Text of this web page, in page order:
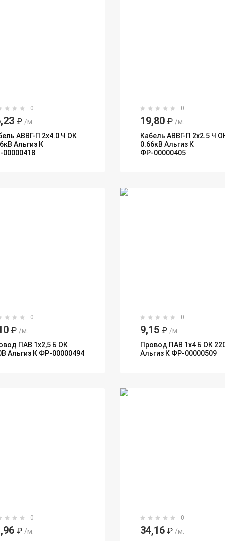
0
₽ /м.
АВВГ-П 2х4.0 Ч ОК
Альгиз К
0
19,80 ₽ /м.
Кабель АВВГ-П 2х2.5 Ч
0.66кВ Альгиз К
ФР-00000405
0
₽ /м.
ПАВ 1х2,5 Б ОК
Альгиз К ФР-00000494
0
9,15 ₽ /м.
Провод ПАВ 1х4 Б ОК
Альгиз К ФР-00000509
0
₽ /м.
0
34,16 ₽ /м.